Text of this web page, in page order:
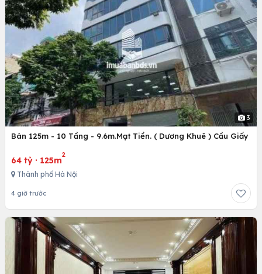
3
Bán 125m - 10 Tầng - 9.6m.Mạt Tiền. ( Dương Khuê ) Cầu Giấy
64 tỷ · 125m
2
Thành phố Hà Nội
4 giờ trước